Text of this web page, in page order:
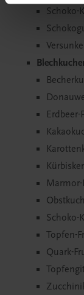
Schoko-
Marmor-
Schoko-
Topfen-
Quark-